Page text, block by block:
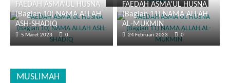
FAEDAH ASMA’UL HUSNA
(Bagian 10) NAMA ALLAH
ASH-SHADIQ
5 Maret 2023 0
FAEDAH ASMA’UL HUSNA
(Bagian 11) NAMA ALLAH
AL-MUKMIN
24 Februari 2023 0
MUSLIMAH